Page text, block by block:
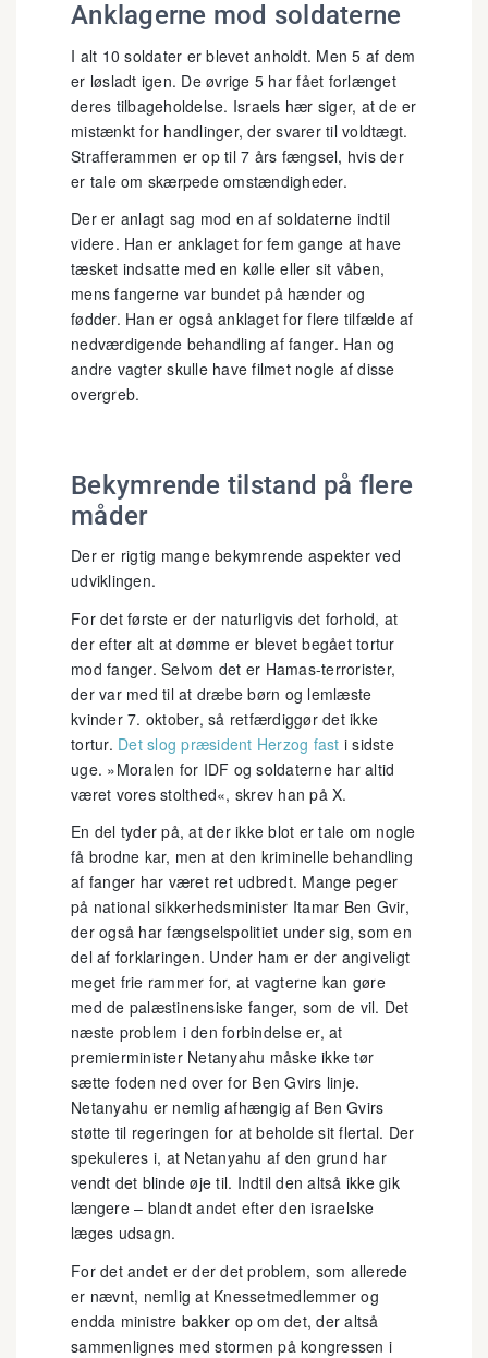
Anklagerne mod soldaterne
I alt 10 soldater er blevet anholdt. Men 5 af dem
er løsladt igen. De øvrige 5 har fået forlænget
deres tilbageholdelse. Israels hær siger, at de er
mistænkt for handlinger, der svarer til voldtægt.
Strafferammen er op til 7 års fængsel, hvis der
er tale om skærpede omstændigheder.
Der er anlagt sag mod en af soldaterne indtil
videre. Han er anklaget for fem gange at have
tæsket indsatte med en kølle eller sit våben,
mens fangerne var bundet på hænder og
fødder. Han er også anklaget for flere tilfælde af
nedværdigende behandling af fanger. Han og
andre vagter skulle have filmet nogle af disse
overgreb.
Bekymrende tilstand på flere
måder
Der er rigtig mange bekymrende aspekter ved
udviklingen.
For det første er der naturligvis det forhold, at
der efter alt at dømme er blevet begået tortur
mod fanger. Selvom det er Hamas-terrorister,
der var med til at dræbe børn og lemlæste
kvinder 7. oktober, så retfærdiggør det ikke
tortur. Det slog præsident Herzog fast i sidste
uge. »Moralen for IDF og soldaterne har altid
været vores stolthed«, skrev han på X.
En del tyder på, at der ikke blot er tale om nogle
få brodne kar, men at den kriminelle behandling
af fanger har været ret udbredt. Mange peger
på national sikkerhedsminister Itamar Ben Gvir,
der også har fængselspolitiet under sig, som en
del af forklaringen. Under ham er der angiveligt
meget frie rammer for, at vagterne kan gøre
med de palæstinensiske fanger, som de vil. Det
næste problem i den forbindelse er, at
premierminister Netanyahu måske ikke tør
sætte foden ned over for Ben Gvirs linje.
Netanyahu er nemlig afhængig af Ben Gvirs
støtte til regeringen for at beholde sit flertal. Der
spekuleres i, at Netanyahu af den grund har
vendt det blinde øje til. Indtil den altså ikke gik
længere – blandt andet efter den israelske
læges udsagn.
For det andet er der det problem, som allerede
er nævnt, nemlig at Knessetmedlemmer og
endda ministre bakker op om det, der altså
sammenlignes med stormen på kongressen i